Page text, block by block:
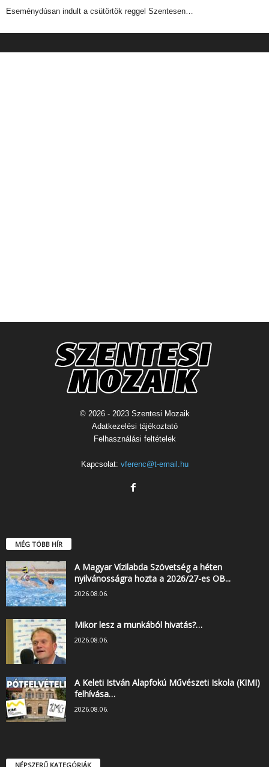
Eseménydúsan indult a csütörtök reggel Szentesen…
© 2026 - 2023 Szentesi Mozaik
Adatkezelési tájékoztató
Felhasználási feltételek
Kapcsolat: vferenc@t-email.hu
MÉG TÖBB HÍR
A Magyar Vízilabda Szövetség a héten
nyilvánosságra hozta a 2026/27-es OB...
2026.08.06.
Mikor lesz a munkából hivatás?…
2026.08.06.
A Keleti István Alapfokú Művészeti Iskola (KIMI)
felhívása…
2026.08.06.
NÉPSZERŰ KATEGÓRIÁK